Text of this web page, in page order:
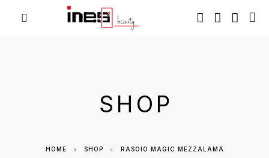
SHOP
HOME SHOP RASOIO MAGIC MEZZALAMA